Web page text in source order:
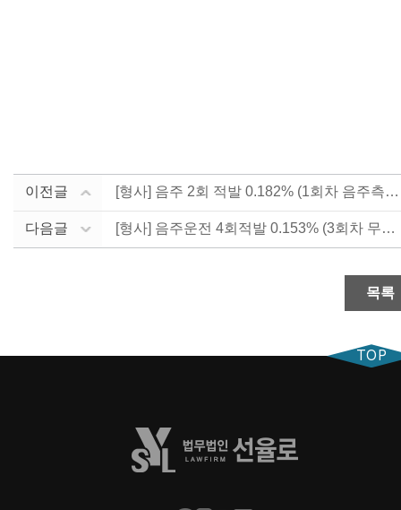
이전글 [형사] 음주 2회 적발 0.182% (1회차 음주측정....
다음글 [형사] 음주운전 4회적발 0.153% (3회차 무면허....
목록
TOP